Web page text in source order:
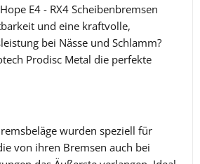
E4 - RX4 Scheibenbremsen
und eine kraftvolle,
bei Nässe und Schlamm?
Prodisc Metal die perfekte
wurden speziell für
von ihren Bremsen auch bei